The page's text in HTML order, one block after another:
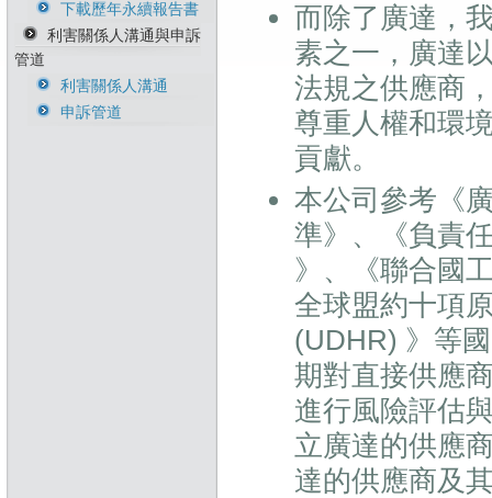
生物多樣性暨不毀林
承諾
反歧視與反騷擾政策
風險管理政策暨執行
方針
衝突礦產管理政策
稅務政策與管理辦法
下載歷年永續報告書
利害關係人溝通與申訴
管道
利害關係人溝通
申訴管道
而除了廣達，
素之一，廣達
法規之供應商
尊重人權和環
貢獻。
本公司參考《
準》、《負責
》、《聯合國
全球盟約十項
(UDHR) 》等
期對直接供應
進行風險評估
立廣達的供應
達的供應商及